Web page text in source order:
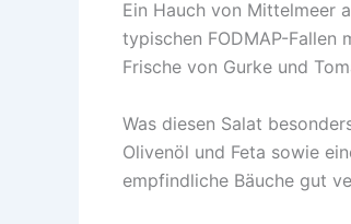
Ein Hauch von Mittelmeer
typischen FODMAP-Fallen
Frische von Gurke und
Was diesen Salat
Olivenöl und Feta sowie
empfindliche Bäuche gut